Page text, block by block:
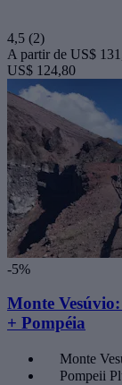
4,5 (2)
A partir de US$
US$ 124,80
-5%
Monte
+ Pompéia
Monte
Pompeii